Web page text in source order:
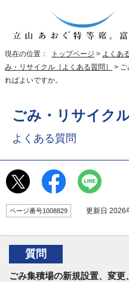
現在の位置： トップページ > よくあ
み・リサイクル［よくある質問］
> ご
ればよいですか。
ごみ・リサイク
よくある質問
ページ番号1008829 更新日 2026
質問
ごみ集積場の新規設置、変